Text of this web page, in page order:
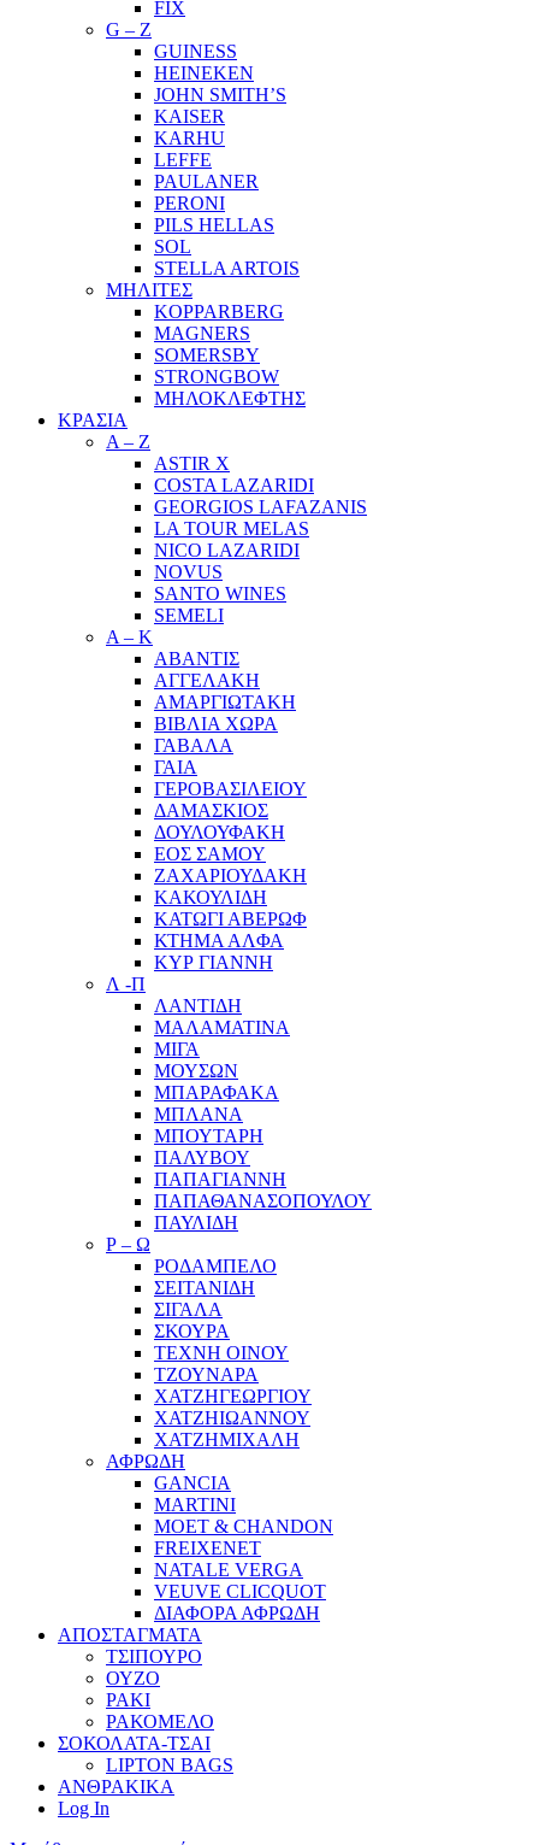
FIX
G – Z
GUINESS
HEINEKEN
JOHN SMITH’S
KAISER
KARHU
LEFFE
PAULANER
PERONI
PILS HELLAS
SOL
STELLA ARTOIS
ΜΗΛΙΤΕΣ
KOPPARBERG
MAGNERS
SOMERSBY
STRONGBOW
ΜΗΛΟΚΛΕΦΤΗΣ
ΚΡΑΣΙΑ
A – Z
ASTIR X
COSTA LAZARIDI
GEORGIOS LAFAZANIS
LA TOUR MELAS
NICO LAZARIDI
NOVUS
SANTO WINES
SEMELI
Α – Κ
ΑΒΑΝΤΙΣ
ΑΓΓΕΛΑΚΗ
ΑΜΑΡΓΙΩΤΑΚΗ
ΒΙΒΛΙΑ ΧΩΡΑ
ΓΑΒΑΛΑ
ΓΑΙΑ
ΓΕΡΟΒΑΣΙΛΕΙΟΥ
ΔΑΜΑΣΚΙΟΣ
ΔΟΥΛΟΥΦΑΚΗ
ΕΟΣ ΣΑΜΟΥ
ΖΑΧΑΡΙΟΥΔΑΚΗ
ΚΑΚΟΥΛΙΔΗ
ΚΑΤΩΓΙ ΑΒΕΡΩΦ
ΚΤΗΜΑ ΑΛΦΑ
ΚΥΡ ΓΙΑΝΝΗ
Λ -Π
ΛΑΝΤΙΔΗ
ΜΑΛΑΜΑΤΙΝΑ
ΜΙΓΑ
ΜΟΥΣΩΝ
ΜΠΑΡΑΦΑΚΑ
ΜΠΛΑΝΑ
ΜΠΟΥΤΑΡΗ
ΠΑΛΥΒΟΥ
ΠΑΠΑΓΙΑΝΝΗ
ΠΑΠΑΘΑΝΑΣΟΠΟΥΛΟΥ
ΠΑΥΛΙΔΗ
Ρ – Ω
ΡΟΔΑΜΠΕΛΟ
ΣΕΙΤΑΝΙΔΗ
ΣΙΓΑΛΑ
ΣΚΟΥΡΑ
ΤΕΧΝΗ ΟΙΝΟΥ
ΤΖΟΥΝΑΡΑ
ΧΑΤΖΗΓΕΩΡΓΙΟΥ
ΧΑΤΖΗΙΩΑΝΝΟΥ
ΧΑΤΖΗΜΙΧΑΛΗ
ΑΦΡΩΔΗ
GANCIA
MARTINI
MOET & CHANDON
FREIXENET
NATALE VERGA
VEUVE CLICQUOT
ΔΙΑΦΟΡΑ ΑΦΡΩΔΗ
ΑΠΟΣΤΑΓΜΑΤΑ
ΤΣΙΠΟΥΡΟ
ΟΥΖΟ
ΡΑΚΙ
ΡΑΚΟΜΕΛΟ
ΣΟΚΟΛΑΤΑ-ΤΣΑΙ
LIPTON BAGS
ΑΝΘΡΑΚΙΚΑ
Log In